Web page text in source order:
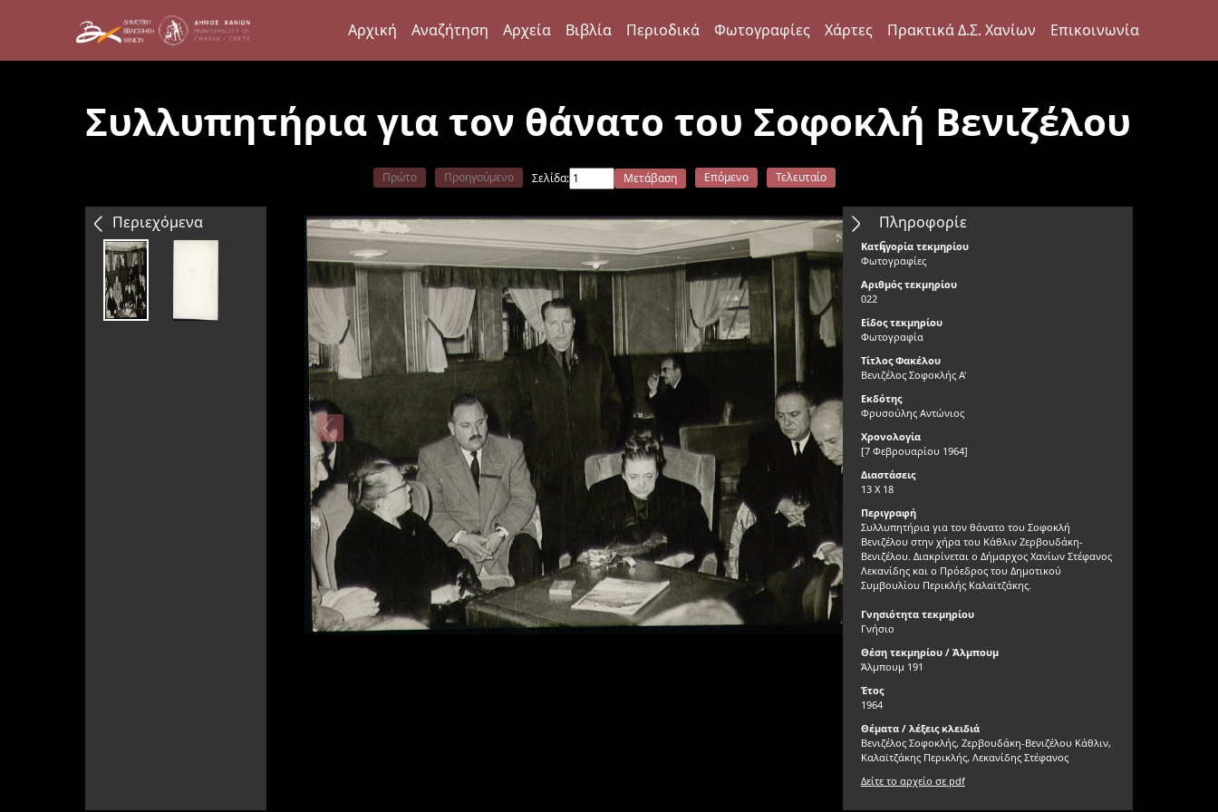
Αρχική Αναζήτηση Αρχεία Βιβλία Περιοδικά Φωτογραφίες Χάρτες Πρακτικά Δ.Σ. Χανίων Επικοινωνία
Συλλυπητήρια για τον θάνατο του Σοφοκλή Βενιζέλου
Περιεχόμενα
Πρώτο Προηγούμενο Σελίδα: Μετάβαση Επόμενο Τελευταίο
Πληροφορίε
ς
Κατηγορία τεκμηρίου
Φωτογραφίες
Αριθμός τεκμηρίου
022
Είδος τεκμηρίου
Φωτογραφία
Τίτλος Φακέλου
Βενιζέλος Σοφοκλής Α'
Εκδότης
Φρυσούλης Αντώνιος
Χρονολογία
[7 Φεβρουαρίου 1964]
Διαστάσεις
13 Χ 18
Περιγραφή
Συλλυπητήρια για τον θάνατο του Σοφοκλή
Βενιζέλου στην χήρα του Κάθλιν Ζερβουδάκη-
Βενιζέλου. Διακρίνεται ο Δήμαρχος Χανίων Στέφανος
Λεκανίδης και ο Πρόεδρος του Δημοτικού
Συμβουλίου Περικλής Καλαϊτζάκης.
Γνησιότητα τεκμηρίου
Γνήσιο
Θέση τεκμηρίου / Άλμπουμ
Άλμπουμ 191
Έτος
1964
Θέματα / λέξεις κλειδιά
Βενιζέλος Σοφοκλής, Ζερβουδάκη-Βενιζέλου Κάθλιν,
Καλαϊτζάκης Περικλής, Λεκανίδης Στέφανος
Δείτε το αρχείο σε pdf